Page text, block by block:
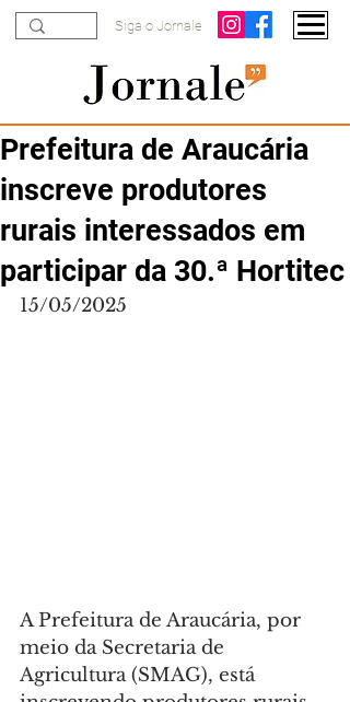
Siga o Jornale
Prefeitura de Araucária
inscreve produtores
rurais interessados em
participar da 30.ª Hortitec
15/05/2025
A Prefeitura de Araucária, por
meio da Secretaria de
Agricultura (SMAG), está